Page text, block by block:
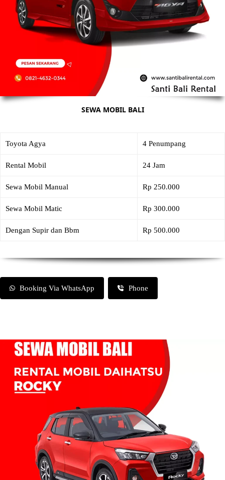
SEWA MOBIL BALI
Toyota Agya 4 Penumpang
Rental Mobil 24 Jam
Sewa Mobil Manual Rp 250.000
Sewa Mobil Matic Rp 300.000
Dengan Supir dan Bbm Rp 500.000
Booking Via WhatsApp Phone